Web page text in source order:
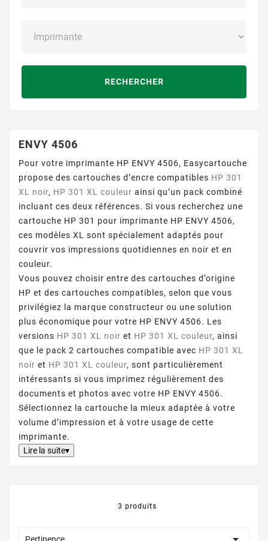
RECHERCHER
ENVY 4506
Pour votre imprimante HP ENVY 4506, Easycartouche
propose des cartouches d’encre compatibles HP 301
XL noir, HP 301 XL couleur ainsi qu’un pack combiné
incluant ces deux références. Si vous recherchez une
cartouche HP 301 pour imprimante HP ENVY 4506,
ces modèles XL sont spécialement adaptés pour
couvrir vos impressions quotidiennes en noir et en
couleur.
Vous pouvez choisir entre des cartouches d’origine
HP et des cartouches compatibles, selon que vous
privilégiez la marque constructeur ou une solution
plus économique pour votre HP ENVY 4506. Les
versions HP 301 XL noir et HP 301 XL couleur, ainsi
que le pack 2 cartouches compatible avec HP 301 XL
noir et HP 301 XL couleur, sont particulièrement
intéressants si vous imprimez régulièrement des
documents et photos avec votre HP ENVY 4506.
Sélectionnez la cartouche la mieux adaptée à votre
volume d’impression et à votre usage de cette
imprimante.
Lire la suite▾
3 produits